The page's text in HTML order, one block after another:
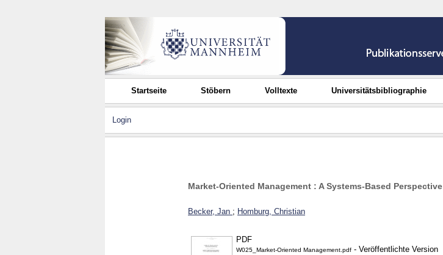
Startseite Stöbern Volltexte Universitätsbibliographie
Login
Market-Oriented Management : A Systems-Based Perspective
Becker, Jan ; Homburg, Christian
PDF
W025_Market-Oriented Management.pdf - Veröffentlichte Version